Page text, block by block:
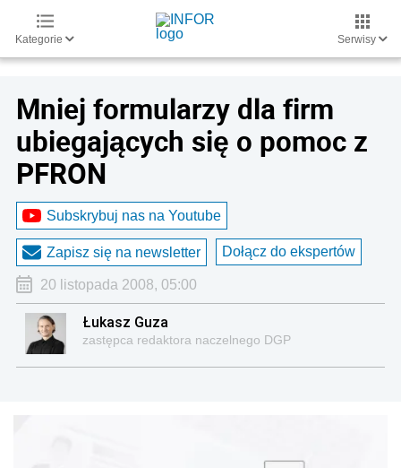
Kategorie Serwisy
Mniej formularzy dla firm
ubiegających się o pomoc z
PFRON
Subskrybuj nas na Youtube
Zapisz się na newsletter Dołącz do ekspertów
20 listopada 2008, 05:00
Łukasz Guza
zastępca redaktora naczelnego DGP